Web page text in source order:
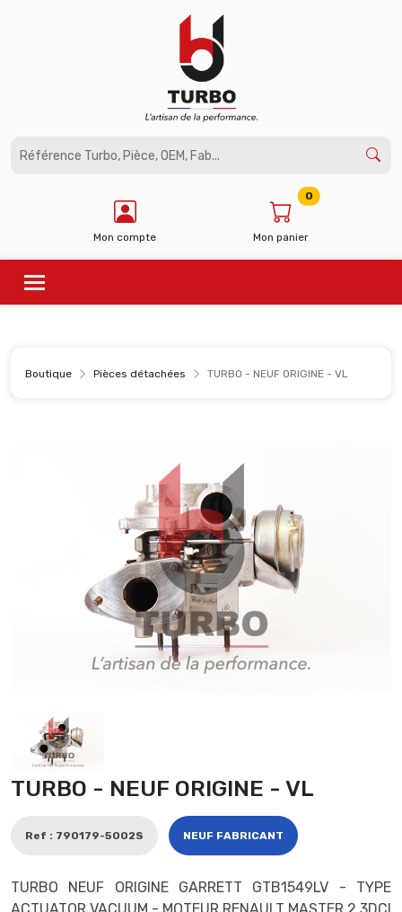
Mon compte Mon panier
0
Boutique Pièces détachées TURBO - NEUF ORIGINE - VL
TURBO - NEUF ORIGINE - VL
Ref : 790179-5002S NEUF FABRICANT
TURBO NEUF ORIGINE GARRETT GTB1549LV - TYPE
Panneau de gestion des cookies